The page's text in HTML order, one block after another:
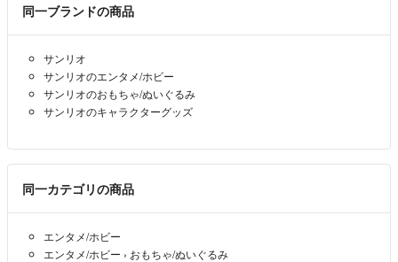
同一ブランドの商品
サンリオ
サンリオのエンタメ/ホビー
サンリオのおもちゃ/ぬいぐるみ
サンリオのキャラクターグッズ
同一カテゴリの商品
エンタメ/ホビー
エンタメ/ホビー › おもちゃ/ぬいぐるみ